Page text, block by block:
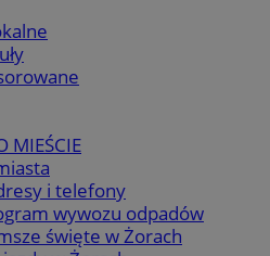
MIEŚCIE
i telefony
wywozu odpadów
święte w Żorach